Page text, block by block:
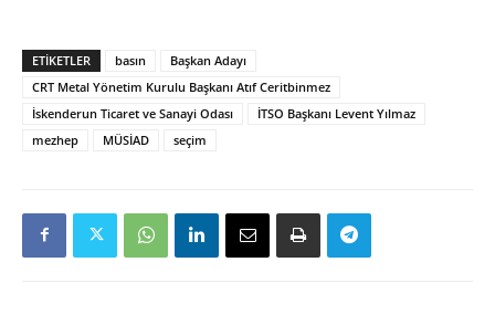
ETIKETLER basın
Başkan Adayı
CRT Metal Yönetim Kurulu Başkanı Atıf Ceritbinmez
İskenderun Ticaret ve Sanayi Odası
İTSO Başkanı Levent Yılmaz
mezhep
MÜSİAD seçim